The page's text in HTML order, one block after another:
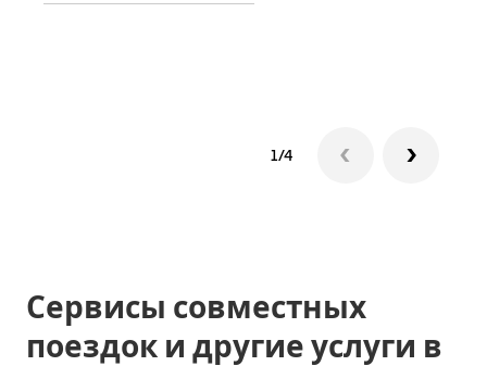
1/4
Сервисы совместных
поездок и другие услуги в